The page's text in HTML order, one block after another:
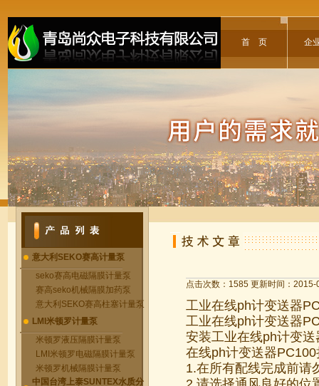
首 页 企
意大利SEKO赛高计量泵
seko赛高电磁隔膜计量泵
赛高seko机械隔膜加药泵
意大利SEKO赛高柱塞计量泵
LMI米顿罗计量泵
米顿罗液压隔膜计量泵
LMI米顿罗电磁隔膜计量泵
米顿罗机械隔膜计量泵
中国台湾上泰SUNTEX水质分
点击次数：1585 更新时间：2015-
工业在线ph计变送器
工业在线ph计变送器
安装工业在线ph计变
在线ph计变送器PC100
1.在所有配线完成前请